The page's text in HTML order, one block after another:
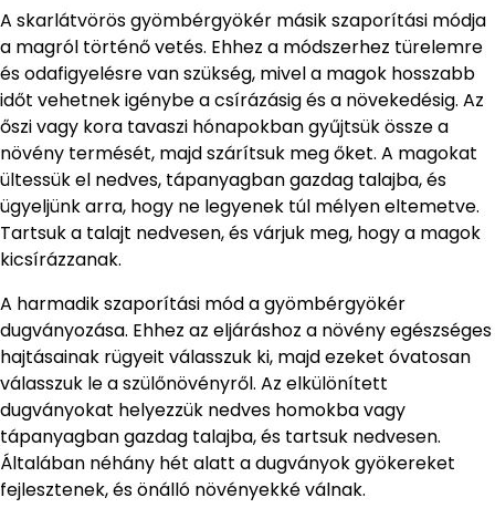
A skarlátvörös gyömbérgyökér másik szaporítási módja
a magról történő vetés. Ehhez a módszerhez türelemre
és odafigyelésre van szükség, mivel a magok hosszabb
időt vehetnek igénybe a csírázásig és a növekedésig. Az
őszi vagy kora tavaszi hónapokban gyűjtsük össze a
növény termését, majd szárítsuk meg őket. A magokat
ültessük el nedves, tápanyagban gazdag talajba, és
ügyeljünk arra, hogy ne legyenek túl mélyen eltemetve.
Tartsuk a talajt nedvesen, és várjuk meg, hogy a magok
kicsírázzanak.
A harmadik szaporítási mód a gyömbérgyökér
dugványozása. Ehhez az eljáráshoz a növény egészséges
hajtásainak rügyeit válasszuk ki, majd ezeket óvatosan
válasszuk le a szülőnövényről. Az elkülönített
dugványokat helyezzük nedves homokba vagy
tápanyagban gazdag talajba, és tartsuk nedvesen.
Általában néhány hét alatt a dugványok gyökereket
fejlesztenek, és önálló növényekké válnak.